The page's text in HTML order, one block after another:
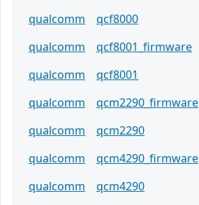
qualcomm
qcf8000
qualcomm
qcf8001_firmware
qualcomm
qcf8001
qualcomm
qcm2290_firmware
qualcomm
qcm2290
qualcomm
qcm4290_firmware
qualcomm
qcm4290